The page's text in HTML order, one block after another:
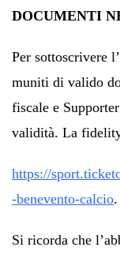
DOCUMENTI
Per sottoscrivere
muniti di valido
fiscale e
validità. La
https://
-benevento-calcio.
Si ricorda che